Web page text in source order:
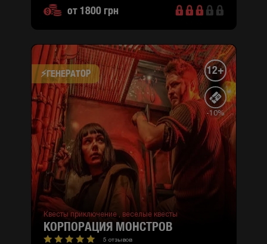
от 1800 грн
⚡​ГЕНЕРАТОР 12+
-10%
Квесты приключение , веселые квесты
КОРПОРАЦИЯ МОНСТРОВ
5 отзывов